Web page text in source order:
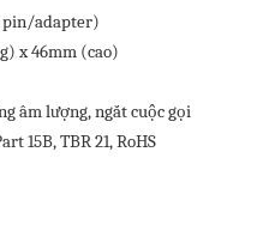
pin/adapter)
x 46mm (cao)
âm lượng, ngắt cuộc gọi
15B, TBR 21, RoHS